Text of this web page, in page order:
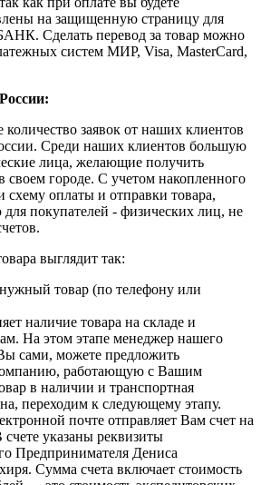
на защищенную страницу для
Сделать перевод за товар можно
систем МИР, Visa, MasterCard,
заявок от наших клиентов
Среди наших клиентов большую
лица, желающие получить
своем городе. С учетом накопленного
схему оплаты и отправки товара,
покупателей - физических лиц, не
выглядит так:
товар (по телефону или
наличие товара на складе и
На этом этапе менеджер нашего
сами, можете предложить
работающую с Вашим
в наличии и транспортная
переходим к следующему этапу.
почте отправляет Вам счет на
счете указаны реквизиты
Предпринимателя Дениса
Сумма счета включает стоимость